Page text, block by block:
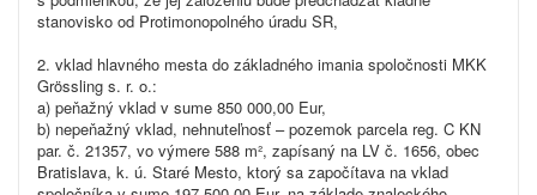
stanovisko od Protimonopolného úradu SR,
2. vklad hlavného mesta do základného imania spoločnosti MKK
Grössling s. r. o.:
a) peňažný vklad v sume 850 000,00 Eur,
b) nepeňažný vklad, nehnuteľnosť – pozemok parcela reg. C KN
par. č. 21357, vo výmere 588 m², zapísaný na LV č. 1656, obec
Bratislava, k. ú. Staré Mesto, ktorý sa započítava na vklad